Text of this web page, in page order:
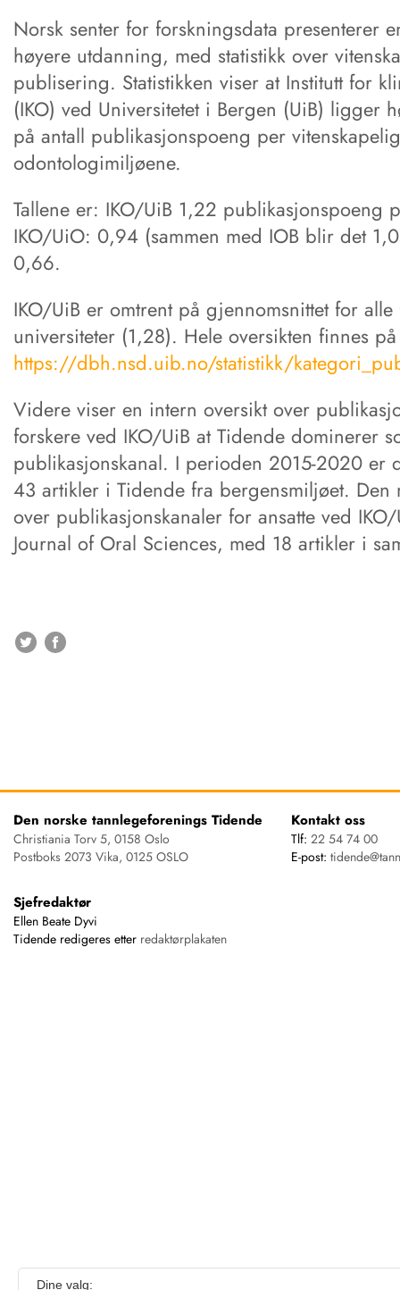
Norsk senter for forskningsdata presenterer
høyere utdanning, med statistikk over
publisering. Statistikken viser at Institutt for
(IKO) ved Universitetet i Bergen (UiB) ligger
på antall publikasjonspoeng per
odontologimiljøene.
Tallene er: IKO/UiB 1,22 publikasjonspoeng
IKO/UiO: 0,94 (sammen med IOB blir det
0,66.
IKO/UiB er omtrent på gjennomsnittet for
universiteter (1,28). Hele oversikten finnes på
https://dbh.nsd.uib.no/statistikk/
Videre viser en intern oversikt over
forskere ved IKO/UiB at Tidende dominerer
publikasjonskanal. I perioden 2015-2020 er
43 artikler i Tidende fra bergensmiljøet. Den
over publikasjonskanaler for ansatte ved
Journal of Oral Sciences, med 18 artikler i
Den norske tannlegeforenings Tidende
Christiania Torv 5, 0158 Oslo
Postboks 2073 Vika, 0125 OSLO
Kontakt oss
Tlf: 22 54 74 00
E-post:
Sjefredaktør
Ellen Beate Dyvi
Tidende redigeres etter redaktørplakaten
Dine valg: